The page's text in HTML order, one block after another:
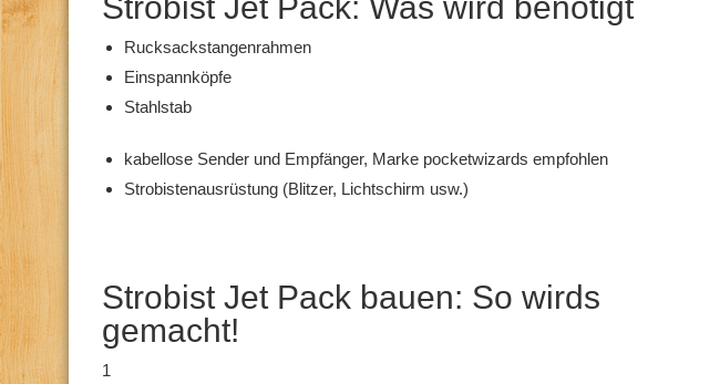
Rucksackstangenrahmen
Einspannköpfe
Stahlstab
kabellose Sender und Empfänger, Marke pocketwizards empfohlen
Strobistenausrüstung (Blitzer, Lichtschirm usw.)
Strobist Jet Pack bauen: So wirds
gemacht!
1